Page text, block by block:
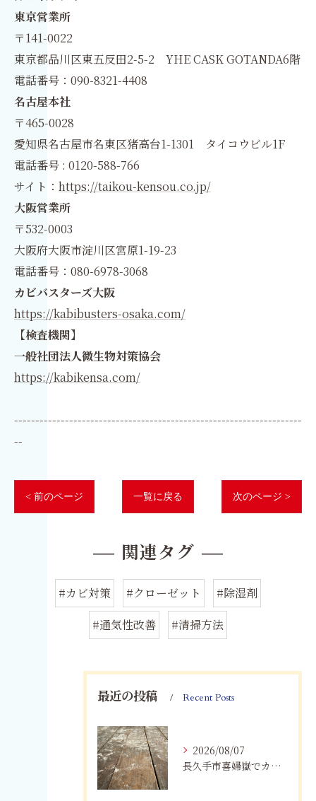
東京営業所
〒141-0022
東京都品川区東五反田2-5-2 YHE CASK GOTANDA6階
電話番号：090-8321-4408
名古屋本社
〒465-0028
愛知県名古屋市名東区猪高台1-1301 タイコウビル1F
電話番号 : 0120-588-766
サイト： https://taikou-kensou.co.jp/
大阪営業所
〒532-0003
大阪府大阪市淀川区宮原1-19-23
電話番号：080-6978-3068
カビバスターズ大阪
https://kabibusters-osaka.com/
【検査機関】
一般社団法人微生物対策協会
https://kabikensa.com/
--------------------------------------------------------------------
--
< 前のページ 一覧に戻る 次のページ >
関連タグ
#カビ対策 #クローゼット
#除湿剤
#通気性改善
#清掃方法
最近の投稿 Recent Posts
2026/08/07
長久手市喜婦嶽でカビに悩んだら｜住宅の湿気対策とプロによる解決方法